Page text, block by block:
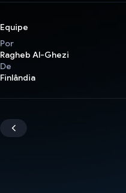
Equipe
Por
Ragheb Al-Ghezi
De
Finlândia